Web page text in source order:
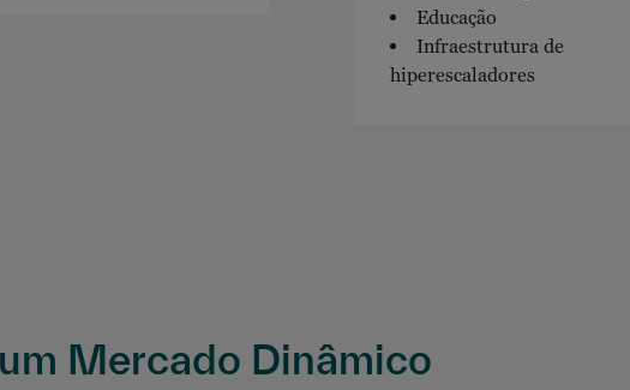
Educação
Infraestrutura de
hiperescaladores
Mercado Dinâmico